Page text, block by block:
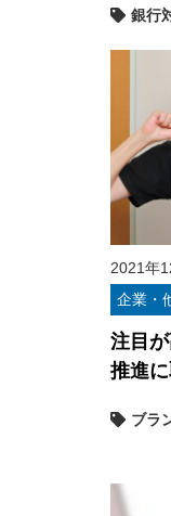
銀行
2021年
企業・
注目
推進
ブラ